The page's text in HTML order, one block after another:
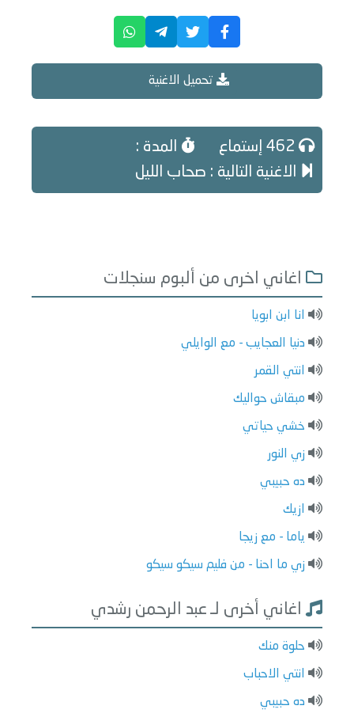
تحميل الاغنية
المدة :
الاغنية التالية : صحاب الليل
اغاني اخرى من ألبوم سنجلات
انا ابن ابويا
دنيا العجايب - مع الوايلي
انتي القمر
مبقاش حواليك
خشي حياتي
زي النور
ده حبيبي
ازيك
ياما - مع زيجا
زي ما احنا - من فليم سيكو سيكو
اغاني أخرى لـ عبد الرحمن رشدي
حلوة منك
انتي الاحباب
ده حبيبي